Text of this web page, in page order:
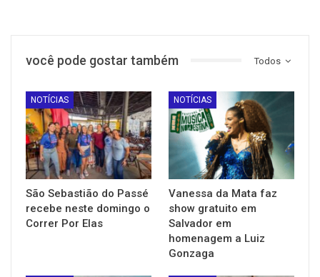
Todos
você pode gostar também
NOTÍCIAS
São Sebastião do Passé
recebe neste domingo o
Correr Por Elas
NOTÍCIAS
Vanessa da Mata faz
show gratuito em
Salvador em
homenagem a Luiz
Gonzaga